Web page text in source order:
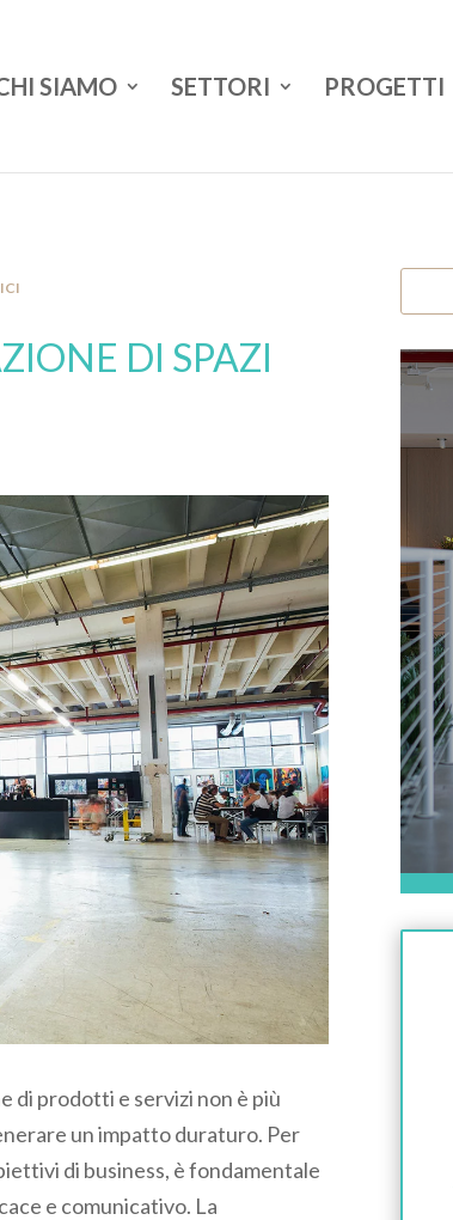
SIAMO SETTORI PROGETTI
DI SPAZI
di prodotti e servizi non è più
un impatto duraturo. Per
di business, è fondamentale
e comunicativo. La